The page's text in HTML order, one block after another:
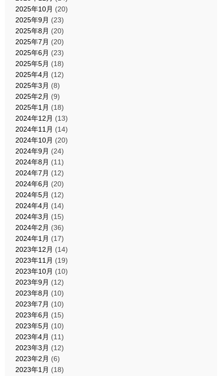
2025年10月 (20)
2025年9月 (23)
2025年8月 (20)
2025年7月 (20)
2025年6月 (23)
2025年5月 (18)
2025年4月 (12)
2025年3月 (8)
2025年2月 (9)
2025年1月 (18)
2024年12月 (13)
2024年11月 (14)
2024年10月 (20)
2024年9月 (24)
2024年8月 (11)
2024年7月 (12)
2024年6月 (20)
2024年5月 (12)
2024年4月 (14)
2024年3月 (15)
2024年2月 (36)
2024年1月 (17)
2023年12月 (14)
2023年11月 (19)
2023年10月 (10)
2023年9月 (12)
2023年8月 (10)
2023年7月 (10)
2023年6月 (15)
2023年5月 (10)
2023年4月 (11)
2023年3月 (12)
2023年2月 (6)
2023年1月 (18)